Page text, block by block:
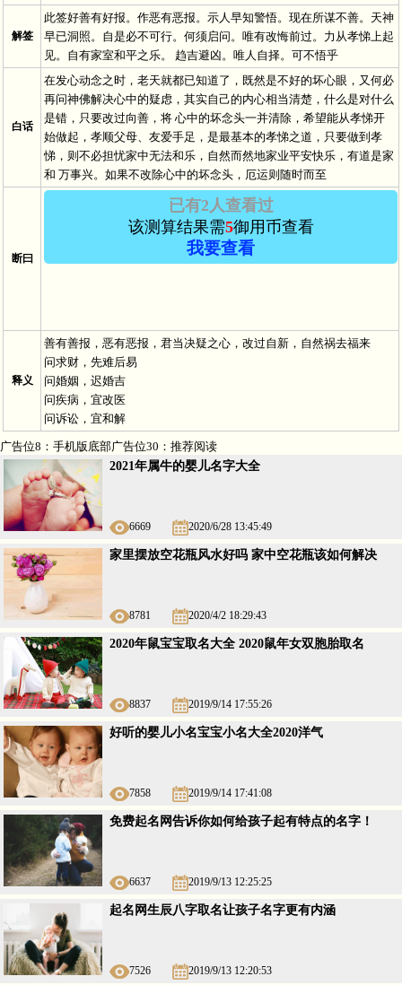
解签
此签好善有好报。作恶有恶报。示人早知警悟。现在所谋不善。天神
早已洞照。自是必不可行。何须启问。唯有改悔前过。力从孝悌上起
见。自有家室和平之乐。 趋吉避凶。唯人自择。可不悟乎
白话
在发心动念之时，老天就都已知道了，既然是不好的坏心眼，又何必
再问神佛解决心中的疑虑，其实自己的内心相当清楚，什么是对什么
是错，只要改过向善，将 心中的坏念头一并清除，希望能从孝悌开
始做起，孝顺父母、友爱手足，是最基本的孝悌之道，只要做到孝
悌，则不必担忧家中无法和乐，自然而然地家业平安快乐，有道是家
和 万事兴。如果不改除心中的坏念头，厄运则随时而至
断曰
已有2人查看过
该测算结果需5御用币查看
我要查看
Vip用户－田*** 于2024/5/30 12:21:12查看过
Vip用户－s*** 于查看过
释义
善有善报，恶有恶报，君当决疑之心，改过自新，自然祸去福来
问求财，先难后易
问婚姻，迟婚吉
问疾病，宜改医
问诉讼，宜和解
广告位8：手机版底部广告位30：推荐阅读
2021年属牛的婴儿名字大全
6669 2020/6/28 13:45:49
家里摆放空花瓶风水好吗 家中空花瓶该如何解决
8781 2020/4/2 18:29:43
2020年鼠宝宝取名大全 2020鼠年女双胞胎取名
8837 2019/9/14 17:55:26
好听的婴儿小名宝宝小名大全2020洋气
7858 2019/9/14 17:41:08
免费起名网告诉你如何给孩子起有特点的名字！
6637 2019/9/13 12:25:25
起名网生辰八字取名让孩子名字更有内涵
7526 2019/9/13 12:20:53